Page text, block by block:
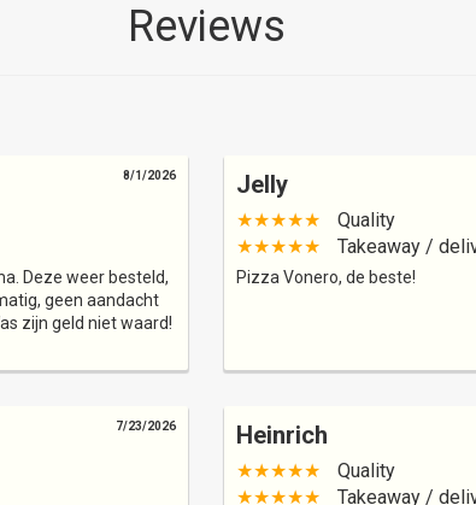
Reviews
Deze weer besteld,
geen aandacht
zijn geld niet waard!
8/1/2026 Jelly
★★★★★
Quality
★★★★★
Takeaway /
Pizza Vonero, de beste!
7/23/2026 Heinrich
★★★★★
Quality
★★★★★
Takeaway /